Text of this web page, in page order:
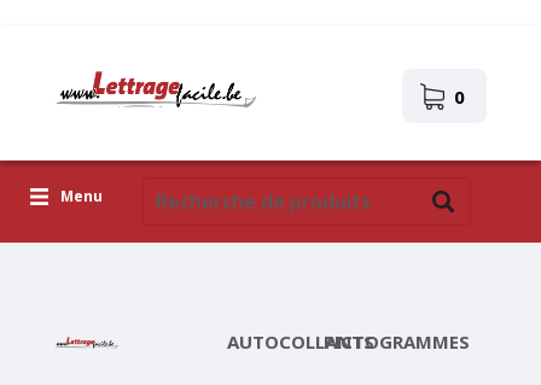
0
Menu
AUTOCOLLANTSPICTOGRAMMES